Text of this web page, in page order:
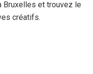
Bruxelles et trouvez le
créatifs.